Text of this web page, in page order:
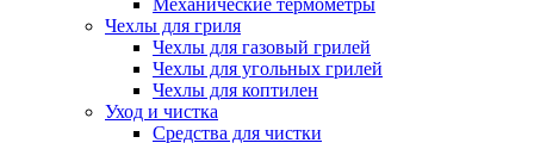
Механические термометры
Чехлы для гриля
Чехлы для газовый грилей
Чехлы для угольных грилей
Чехлы для коптилен
Уход и чистка
Средства для чистки